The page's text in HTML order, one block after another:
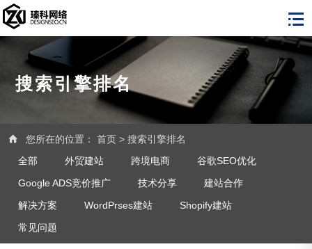
搜索引擎排名
您所在的位置： 首页 > 搜索引擎排名
全部
外贸建站 跨境电商
谷歌SEO优化
Google ADS竞价推广
技术分享
建站合作
解决方案
WordPrses建站
Shopify建站
常见问题